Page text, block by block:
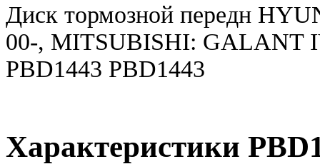
Диск тормозной передн
00-, MITSUBISHI: GALANT
PBD1443 PBD1443
Характеристики